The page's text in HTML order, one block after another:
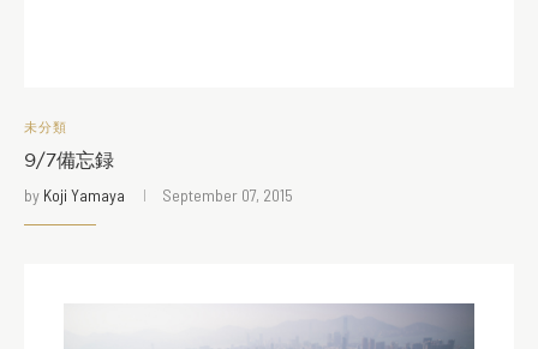
未分類
9/7備忘録
by Koji Yamaya September 07, 2015